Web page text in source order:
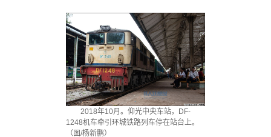
2018年10月。仰光中央车站，DF-
1248机车牵引环城铁路列车停在站台上。
（图/杨新鹏）